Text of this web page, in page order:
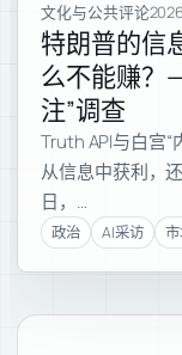
文化与公共评论
特朗普的信
么不能赚？
注”调查
Truth API与白宫
从信息中获利，
日，…
政治 AI采访